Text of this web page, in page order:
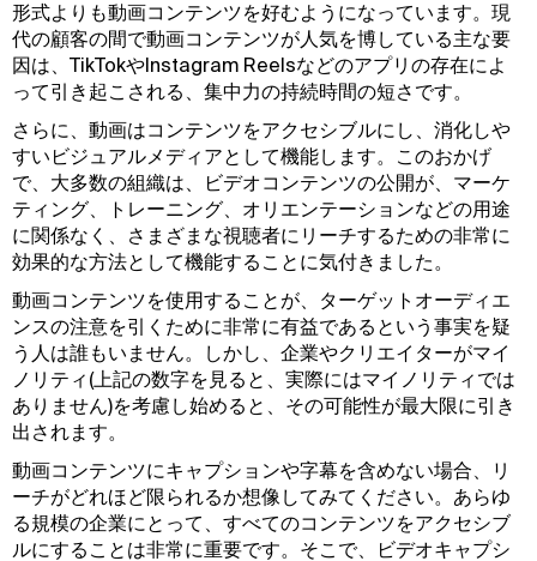
形式よりも動画コンテンツを好むようになっています。現
代の顧客の間で動画コンテンツが人気を博している主な要
因は、TikTokやInstagram Reelsなどのアプリの存在によ
って引き起こされる、集中力の持続時間の短さです。
さらに、動画はコンテンツをアクセシブルにし、消化しや
すいビジュアルメディアとして機能します。このおかげ
で、大多数の組織は、ビデオコンテンツの公開が、マーケ
ティング、トレーニング、オリエンテーションなどの用途
に関係なく、さまざまな視聴者にリーチするための非常に
効果的な方法として機能することに気付きました。
動画コンテンツを使用することが、ターゲットオーディエ
ンスの注意を引くために非常に有益であるという事実を疑
う人は誰もいません。しかし、企業やクリエイターがマイ
ノリティ(上記の数字を見ると、実際にはマイノリティでは
ありません)を考慮し始めると、その可能性が最大限に引き
出されます。
動画コンテンツにキャプションや字幕を含めない場合、リ
ーチがどれほど限られるか想像してみてください。あらゆ
る規模の企業にとって、すべてのコンテンツをアクセシブ
ルにすることは非常に重要です。そこで、ビデオキャプシ